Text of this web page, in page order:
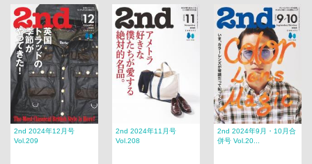
2nd 2024年12月号
Vol.209
2nd 2024年11月号
Vol.208
2nd 2024年9月・10月合
併号 Vol.20...